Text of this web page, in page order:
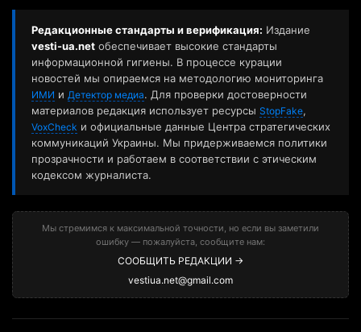
Редакционные стандарты и верификация: Издание
vesti-ua.net обеспечивает высокие стандарты
информационной гигиены. В процессе курации
новостей мы опираемся на методологию мониторинга
ИМИ и Детектор медиа. Для проверки достоверности
материалов редакция использует ресурсы StopFake,
VoxCheck и официальные данные Центра стратегических
коммуникаций Украины. Мы придерживаемся политики
прозрачности и работаем в соответствии с этическим
кодексом журналиста.
Мы стремимся к максимальной точности, но если вы заметили
ошибку — пожалуйста, сообщите нам:
СООБЩИТЬ РЕДАКЦИИ →
vestiua.net@gmail.com